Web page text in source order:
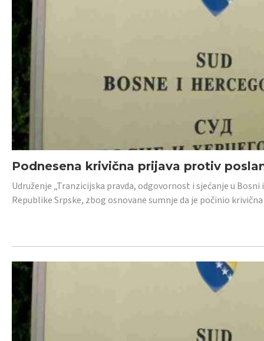
Podnesena krivična prijava protiv
Udruženje „Tranzicijska pravda, odgovornost i sjećanje u
Republike Srpske, zbog osnovane sumnje da je počinio